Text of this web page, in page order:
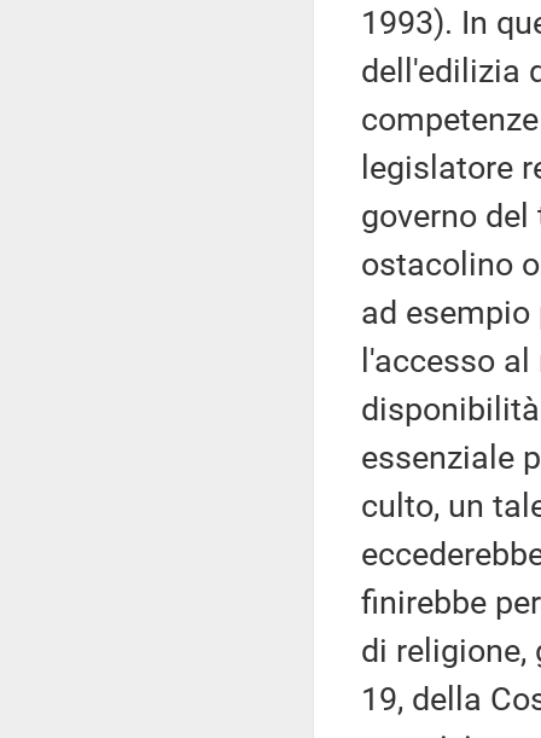
1993). In
dell'edilizia
legislatore
governo
ostacolino
ad
l'accesso
essenziale
culto, un
finirebbe
di
19, della